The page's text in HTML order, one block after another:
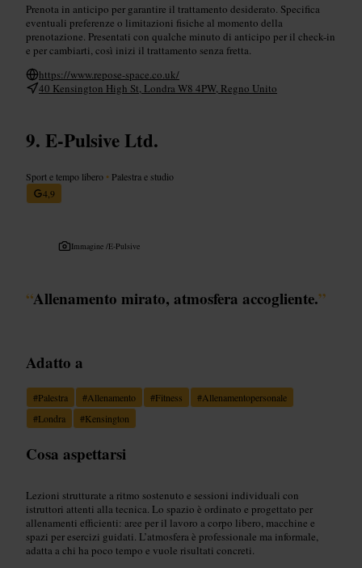
Prenota in anticipo per garantire il trattamento desiderato. Specifica
eventuali preferenze o limitazioni fisiche al momento della
prenotazione. Presentati con qualche minuto di anticipo per il check-in
e per cambiarti, così inizi il trattamento senza fretta.
https://www.repose-space.co.uk/
40 Kensington High St, Londra W8 4PW, Regno Unito
E-Pulsive Ltd.
Sport e tempo libero • Palestra e studio
4,9
Immagine /E-Pulsive
“Allenamento mirato, atmosfera accogliente.”
Adatto a
#Palestra #Allenamento #Fitness #Allenamentopersonale
#Londra #Kensington
Cosa aspettarsi
Lezioni strutturate a ritmo sostenuto e sessioni individuali con
istruttori attenti alla tecnica. Lo spazio è ordinato e progettato per
allenamenti efficienti: aree per il lavoro a corpo libero, macchine e
spazi per esercizi guidati. L’atmosfera è professionale ma informale,
adatta a chi ha poco tempo e vuole risultati concreti.